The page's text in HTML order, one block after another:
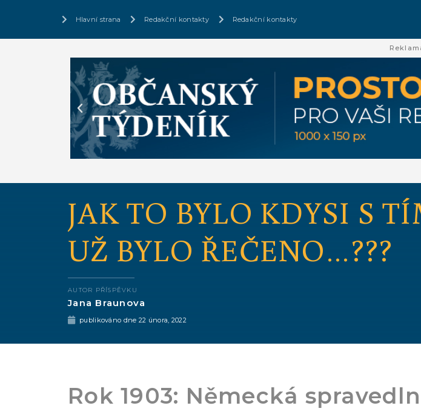
Hlavní strana Redakční kontakty Redakční kontakty
JAK TO BYLO KDYSI S
UŽ BYLO ŘEČENO…???
AUTOR PŘÍSPĚVKU
Jana Braunova
publikováno dne 22 února, 2022
Rok 1903: Německá